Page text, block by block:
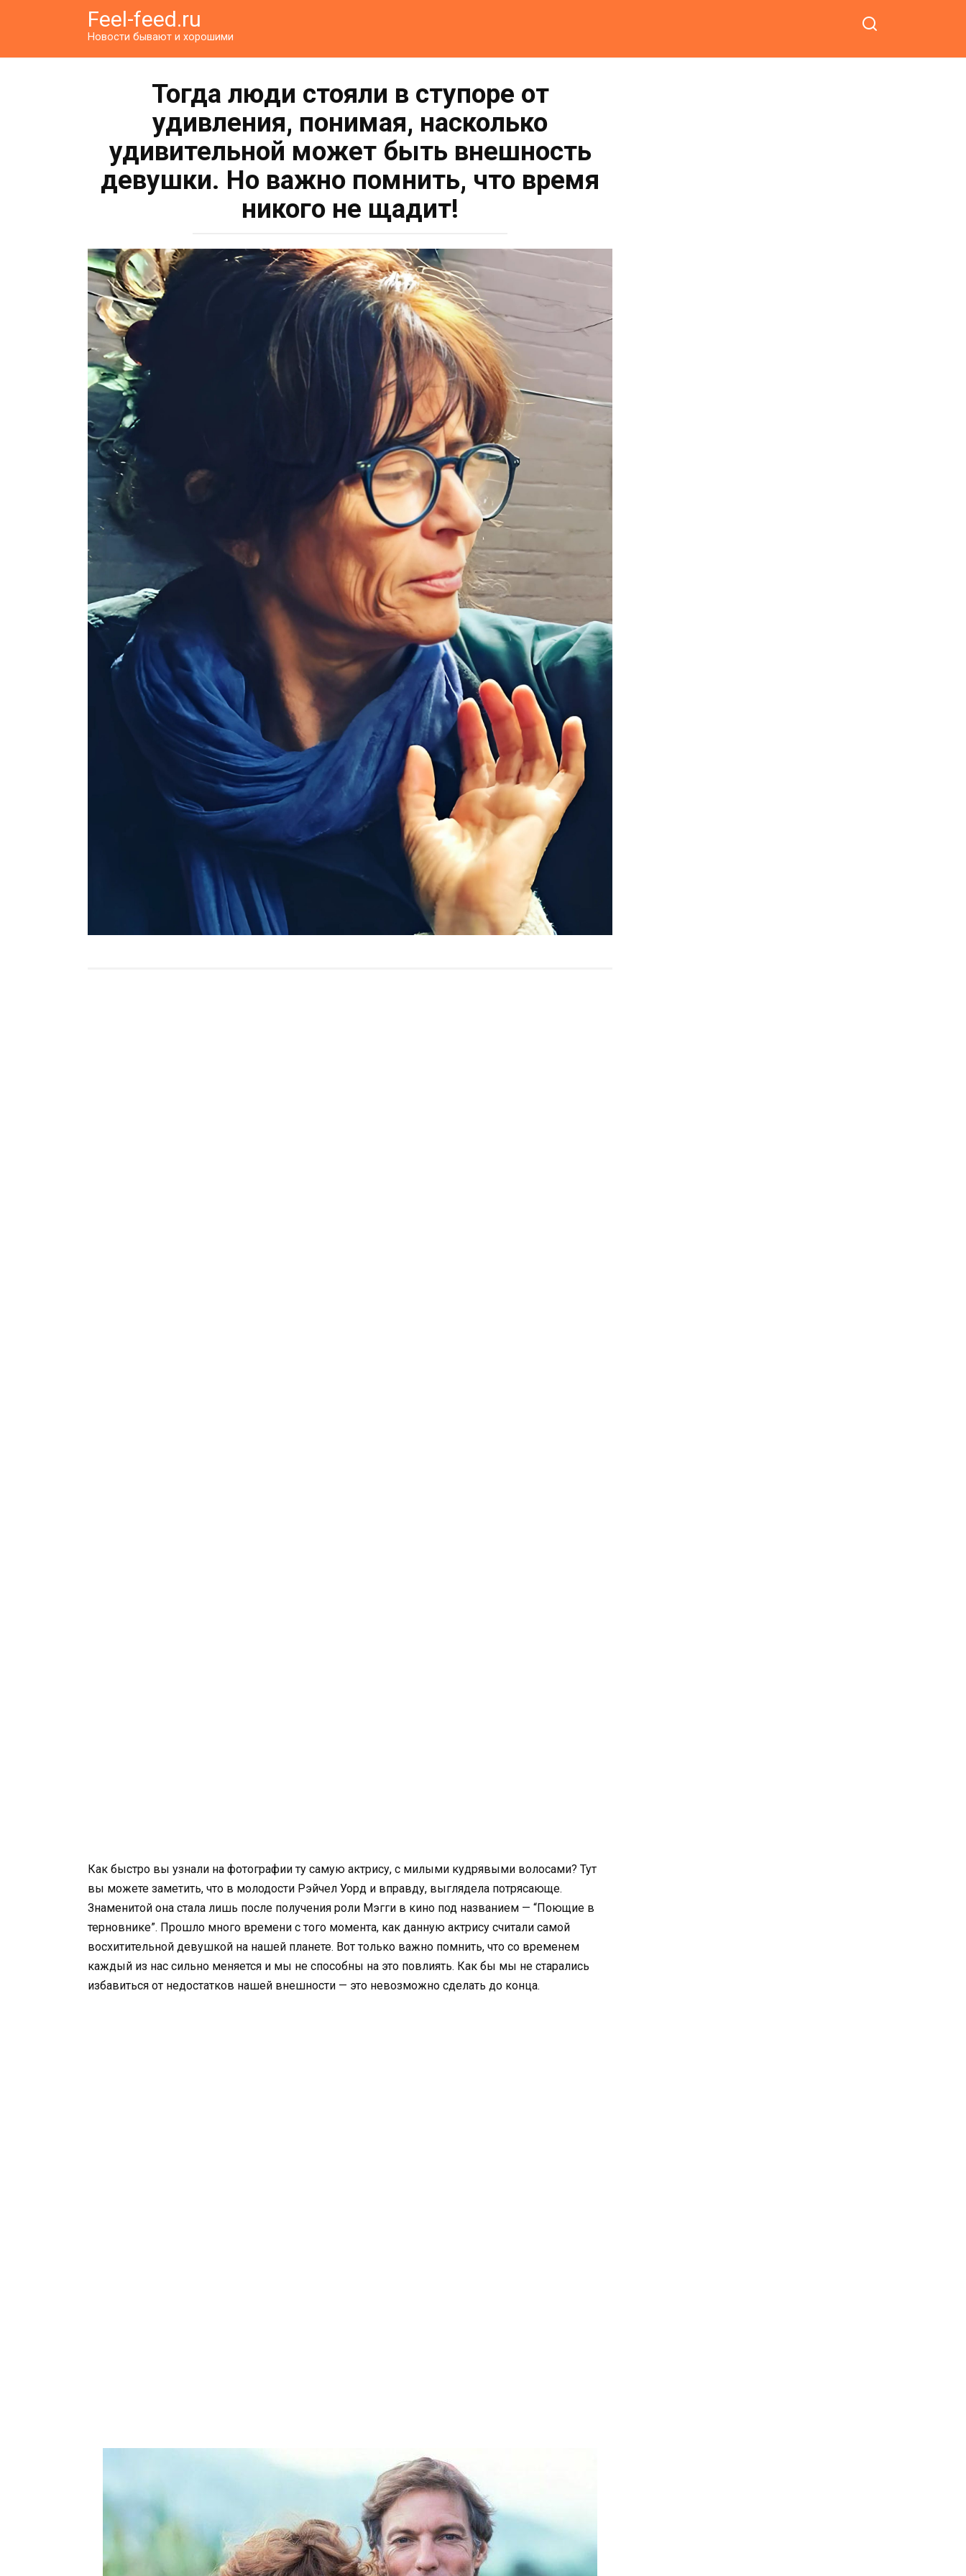
Feel-feed.ru
Новости бывают и хорошими
Тогда люди стояли в ступоре от
удивления, понимая, насколько
удивительной может быть внешность
девушки. Но важно помнить, что время
никого не щадит!
Как быстро вы узнали на фотографии ту самую актрису, с милыми кудрявыми волосами? Тут
вы можете заметить, что в молодости Рэйчел Уорд и вправду, выглядела потрясающе.
Знаменитой она стала лишь после получения роли Мэгги в кино под названием — “Поющие в
терновнике”. Прошло много времени с того момента, как данную актрису считали самой
восхитительной девушкой на нашей планете. Вот только важно помнить, что со временем
каждый из нас сильно меняется и мы не способны на это повлиять. Как бы мы не старались
избавиться от недостатков нашей внешности — это невозможно сделать до конца.